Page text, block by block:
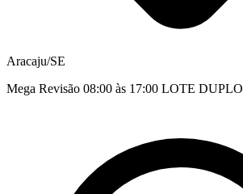
Aracaju/SE
Mega Revisão 08:00 às 17:00 LOTE DUPLO